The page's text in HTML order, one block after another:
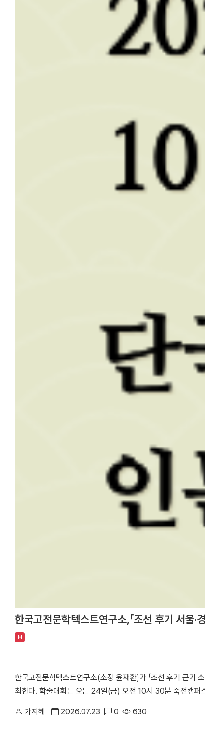
한국고전문학텍스트연구소,「조선 후기 서울·경
H
한국고전문학텍스트연구소(소장 윤재환)가 「조선 후기 근기 소론
최한다. 학술대회는 오는 24일(금) 오전 10시 30분 죽전캠퍼스
가지혜 2026.07.23 0 630